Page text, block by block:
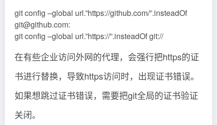
git config –global url.”https://github.com/”.insteadOf
git@github.com:
git config –global url.”https://”.insteadOf git://
在有些企业访问外网的代理，会强行把https的证
书进行替换，导致https访问时，出现证书错误。
如果想跳过证书错误，需要把git全局的证书验证
关闭。